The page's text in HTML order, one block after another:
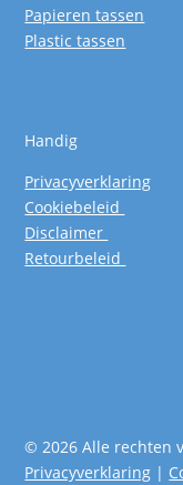
Papieren tassen
Plastic tassen
Handig
Privacyverklaring
Cookiebeleid
Disclaimer
Retourbeleid
© 2026 Alle rechten
Privacyverklaring |